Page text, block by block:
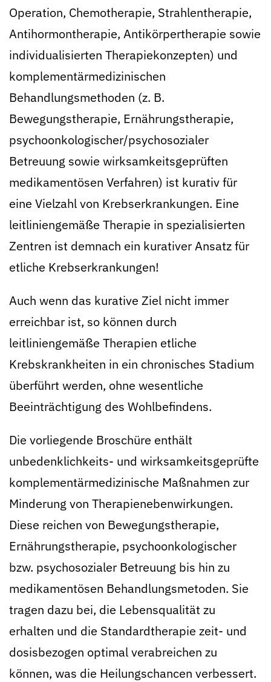
Operation, Chemotherapie, Strahlentherapie,
Antihormontherapie, Antikörpertherapie sowie
individualisierten Therapiekonzepten) und
komplementärmedizinischen
Behandlungsmethoden (z. B.
Bewegungstherapie, Ernährungstherapie,
psychoonkologischer/psychosozialer
Betreuung sowie wirksamkeitsgeprüften
medikamentösen Verfahren) ist kurativ für
eine Vielzahl von Krebserkrankungen. Eine
leitliniengemäße Therapie in spezialisierten
Zentren ist demnach ein kurativer Ansatz für
etliche Krebserkrankungen!
Auch wenn das kurative Ziel nicht immer
erreichbar ist, so können durch
leitliniengemäße Therapien etliche
Krebskrankheiten in ein chronisches Stadium
überführt werden, ohne wesentliche
Beeinträchtigung des Wohlbefindens.
Die vorliegende Broschüre enthält
unbedenklichkeits- und wirksamkeitsgeprüfte
komplementärmedizinische Maßnahmen zur
Minderung von Therapienebenwirkungen.
Diese reichen von Bewegungstherapie,
Ernährungstherapie, psychoonkologischer
bzw. psychosozialer Betreuung bis hin zu
medikamentösen Behandlungsmetoden. Sie
tragen dazu bei, die Lebensqualität zu
erhalten und die Standardtherapie zeit- und
dosisbezogen optimal verabreichen zu
können, was die Heilungschancen verbessert.